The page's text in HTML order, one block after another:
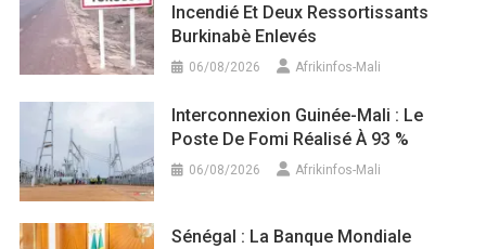
Incendié Et Deux Ressortissants
Burkinabè Enlevés
06/08/2026 Afrikinfos-Mali
Interconnexion Guinée-Mali : Le
Poste De Fomi Réalisé À 93 %
06/08/2026 Afrikinfos-Mali
Sénégal : La Banque Mondiale